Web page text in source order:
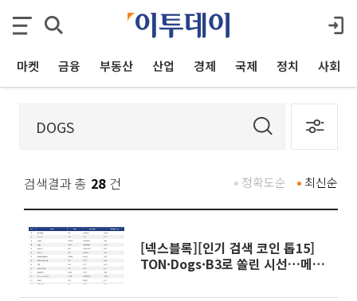
마켓 금융 부동산 산업 경제 국제 정치 사회
검색결과 총 28 건 최신순
정확도순
[넥스블록][인기 검색 코인 톱15]
TON·Dogs·B3로 쏠린 시선…메신